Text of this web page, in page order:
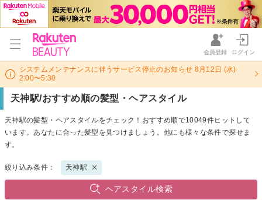
会員登録 ログイン
システムメンテナンスに伴うサービス停止のお知らせ 8月12日 (水)
2:00〜5:30
天神駅/おすすめ順の髪型・ヘアスタイル
天神駅の髪型・ヘアスタイルをチェック！おすすめ順で10049件ヒットして
います。あなたに合った髪型を見つけましょう。他にも様々な条件で探せま
す。
絞り込み条件： 天神駅
ヘアスタイル検索